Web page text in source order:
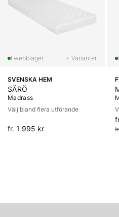
+ Varianter
SVENSKA HEM
SÄRÖ
Madrass
Välj bland flera utförande
fr. 1 995 kr